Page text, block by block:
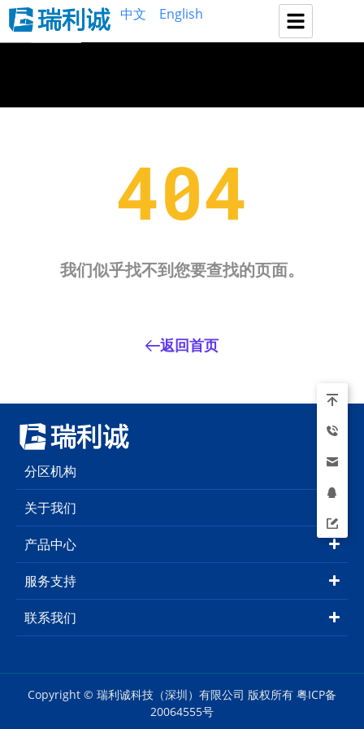
中文 English
404
我们似乎找不到您要查找的页面。
返回首页
分区机构
关于我们
产品中心
服务支持
联系我们
Copyright © 瑞利诚科技（深圳）有限公司 版权所有 粤ICP备
20064555号